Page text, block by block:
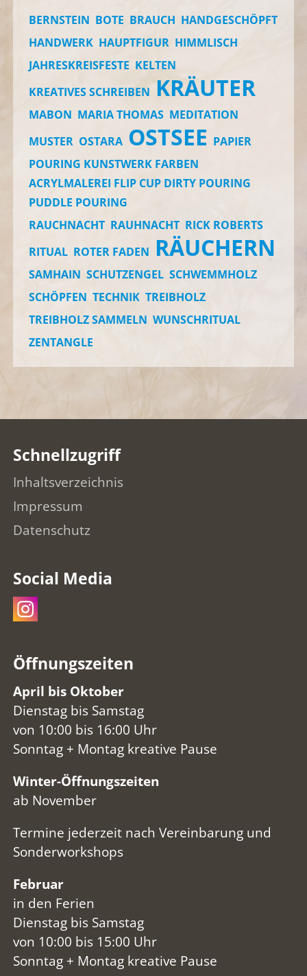
BERNSTEIN BOTE BRAUCH HANDGESCHÖPFT
HANDWERK HAUPTFIGUR HIMMLISCH
JAHRESKREISFESTE KELTEN
KREATIVES SCHREIBEN KRÄUTER
MABON MARIA THOMAS MEDITATION
MUSTER OSTARA OSTSEE PAPIER
POURING KUNSTWERK FARBEN
ACRYLMALEREI FLIP CUP DIRTY POURING
PUDDLE POURING
RAUCHNACHT RAUHNACHT RICK ROBERTS
RITUAL ROTER FADEN RÄUCHERN
SAMHAIN SCHUTZENGEL SCHWEMMHOLZ
SCHÖPFEN TECHNIK TREIBHOLZ
TREIBHOLZ SAMMELN WUNSCHRITUAL
ZENTANGLE
Schnellzugriff
Inhaltsverzeichnis
Impressum
Datenschutz
Social Media
Öffnungszeiten
April bis Oktober
Dienstag bis Samstag
von 10:00 bis 16:00 Uhr
Sonntag + Montag kreative Pause
Winter-Öffnungszeiten
ab November
Termine jederzeit nach Vereinbarung und
Sonderworkshops
Februar
in den Ferien
Dienstag bis Samstag
von 10:00 bis 15:00 Uhr
Sonntag + Montag kreative Pause